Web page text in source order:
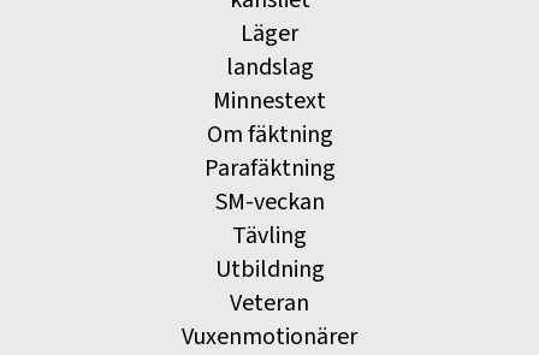
Läger
landslag
Minnestext
Om fäktning
Parafäktning
SM-veckan
Tävling
Utbildning
Veteran
Vuxenmotionärer